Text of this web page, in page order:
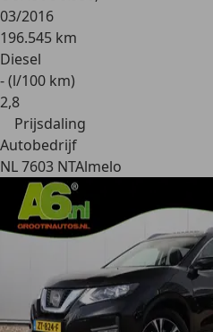
03/2016
196.545 km
Diesel
- (l/100 km)
2,8
Prijsdaling
Autobedrijf
NL 7603 NTAlmelo